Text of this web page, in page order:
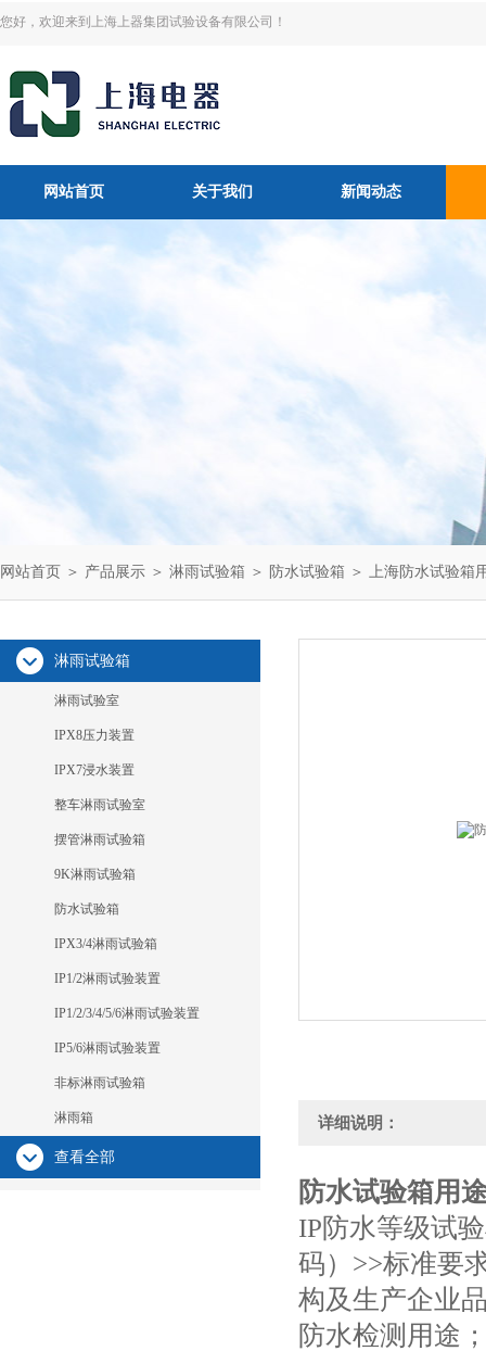
您好，欢迎来到上海上器集团试验设备有限公司！
网站首页 关于我们 新闻动态
网站首页 ＞ 产品展示 ＞ 淋雨试验箱 ＞ 防水试验箱 ＞ 上海防水试验箱
淋雨试验箱
淋雨试验室
IPX8压力装置
IPX7浸水装置
整车淋雨试验室
摆管淋雨试验箱
9K淋雨试验箱
防水试验箱
IPX3/4淋雨试验箱
IP1/2淋雨试验装置
IP1/2/3/4/5/6淋雨试验装置
IP5/6淋雨试验装置
非标淋雨试验箱
淋雨箱
查看全部
详细说明：
防水试验箱用
IP防水等级试
码）>>标准要
构及生产企业
防水检测用途